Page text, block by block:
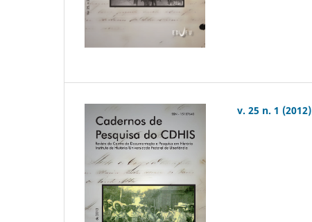
v. 25 n. 1 (2012)